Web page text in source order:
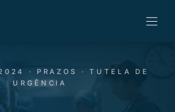
· PRAZOS · TUTELA DE
URGÊNCIA